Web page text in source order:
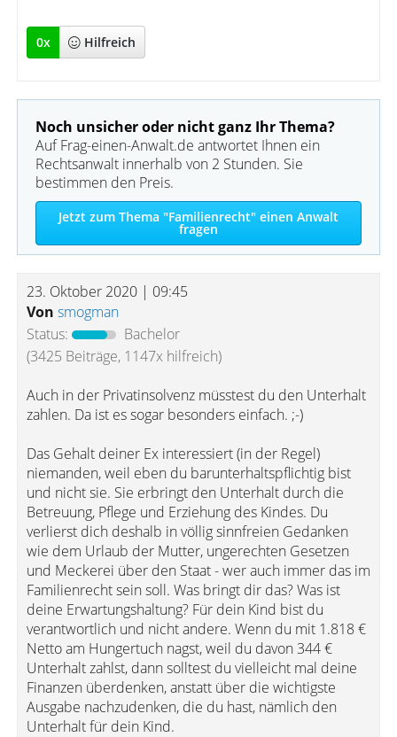
0x Hilfreich
Noch unsicher oder nicht ganz Ihr Thema?
Auf Frag-einen-Anwalt.de antwortet Ihnen ein
Rechtsanwalt innerhalb von 2 Stunden. Sie
bestimmen den Preis.
Jetzt zum Thema "Familienrecht" einen Anwalt
fragen
23. Oktober 2020 | 09:45
Von smogman
Status:
Bachelor
(3425 Beiträge, 1147x hilfreich)
Auch in der Privatinsolvenz müsstest du den Unterhalt
zahlen. Da ist es sogar besonders einfach. ;-)
Das Gehalt deiner Ex interessiert (in der Regel)
niemanden, weil eben du barunterhaltspflichtig bist
und nicht sie. Sie erbringt den Unterhalt durch die
Betreuung, Pflege und Erziehung des Kindes. Du
verlierst dich deshalb in völlig sinnfreien Gedanken
wie dem Urlaub der Mutter, ungerechten Gesetzen
und Meckerei über den Staat - wer auch immer das im
Familienrecht sein soll. Was bringt dir das? Was ist
deine Erwartungshaltung? Für dein Kind bist du
verantwortlich und nicht andere. Wenn du mit 1.818 €
Netto am Hungertuch nagst, weil du davon 344 €
Unterhalt zahlst, dann solltest du vielleicht mal deine
Finanzen überdenken, anstatt über die wichtigste
Ausgabe nachzudenken, die du hast, nämlich den
Unterhalt für dein Kind.